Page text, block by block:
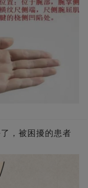
，被困擾的患者